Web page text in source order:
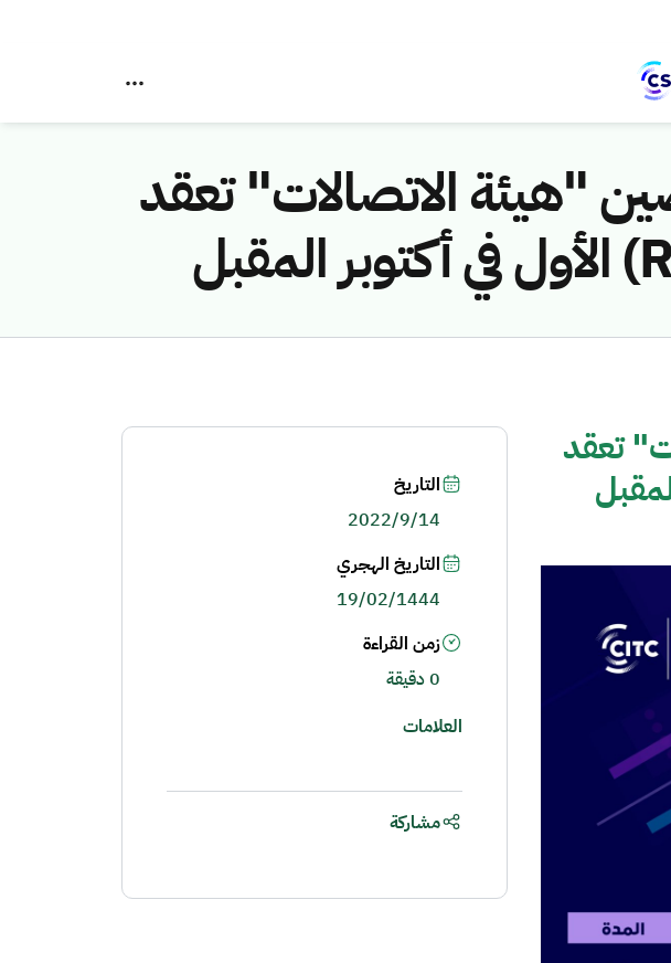
"هيئة الاتصالات" تعقد
تعقد
التاريخ
2022/9/14
التاريخ الهجري
19/02/1444
زمن القراءة
0 دقيقة
العلامات
مشاركة